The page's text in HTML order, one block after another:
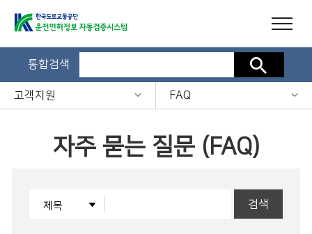
통합검색 검색
고객지원 FAQ
자주 묻는 질문 (FAQ)
검색